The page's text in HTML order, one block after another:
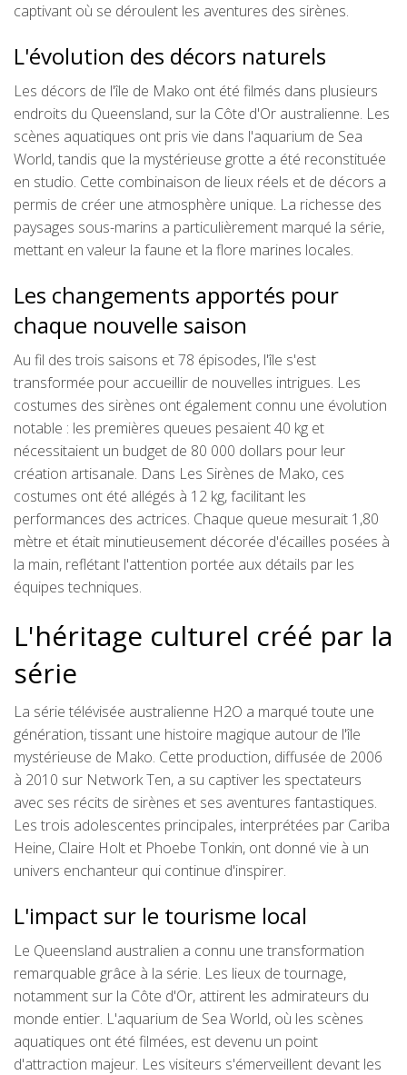
captivant où se déroulent les aventures des sirènes.
L'évolution des décors naturels
Les décors de l'île de Mako ont été filmés dans plusieurs
endroits du Queensland, sur la Côte d'Or australienne. Les
scènes aquatiques ont pris vie dans l'aquarium de Sea
World, tandis que la mystérieuse grotte a été reconstituée
en studio. Cette combinaison de lieux réels et de décors a
permis de créer une atmosphère unique. La richesse des
paysages sous-marins a particulièrement marqué la série,
mettant en valeur la faune et la flore marines locales.
Les changements apportés pour
chaque nouvelle saison
Au fil des trois saisons et 78 épisodes, l'île s'est
transformée pour accueillir de nouvelles intrigues. Les
costumes des sirènes ont également connu une évolution
notable : les premières queues pesaient 40 kg et
nécessitaient un budget de 80 000 dollars pour leur
création artisanale. Dans Les Sirènes de Mako, ces
costumes ont été allégés à 12 kg, facilitant les
performances des actrices. Chaque queue mesurait 1,80
mètre et était minutieusement décorée d'écailles posées à
la main, reflétant l'attention portée aux détails par les
équipes techniques.
L'héritage culturel créé par la
série
La série télévisée australienne H2O a marqué toute une
génération, tissant une histoire magique autour de l'île
mystérieuse de Mako. Cette production, diffusée de 2006
à 2010 sur Network Ten, a su captiver les spectateurs
avec ses récits de sirènes et ses aventures fantastiques.
Les trois adolescentes principales, interprétées par Cariba
Heine, Claire Holt et Phoebe Tonkin, ont donné vie à un
univers enchanteur qui continue d'inspirer.
L'impact sur le tourisme local
Le Queensland australien a connu une transformation
remarquable grâce à la série. Les lieux de tournage,
notamment sur la Côte d'Or, attirent les admirateurs du
monde entier. L'aquarium de Sea World, où les scènes
aquatiques ont été filmées, est devenu un point
d'attraction majeur. Les visiteurs s'émerveillent devant les